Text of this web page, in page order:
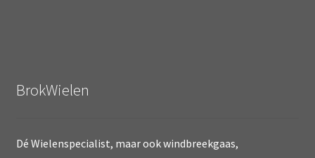
BrokWielen
Dé Wielenspecialist, maar ook windbreekgaas,